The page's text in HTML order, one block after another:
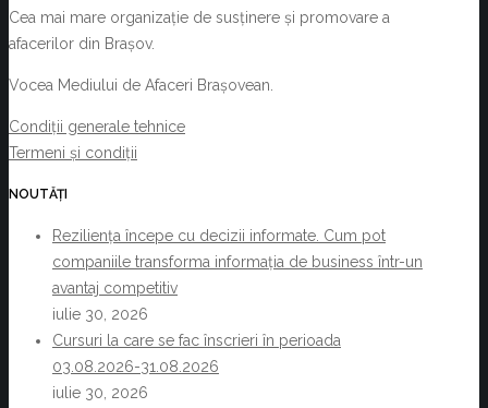
Cea mai mare organizație de susținere și promovare a
afacerilor din Brașov.
Vocea Mediului de Afaceri Brașovean.
Condiții generale tehnice
Termeni și condiții
NOUTĂȚI
Reziliența începe cu decizii informate. Cum pot
companiile transforma informația de business într-un
avantaj competitiv
iulie 30, 2026
Cursuri la care se fac înscrieri în perioada
03.08.2026-31.08.2026
iulie 30, 2026